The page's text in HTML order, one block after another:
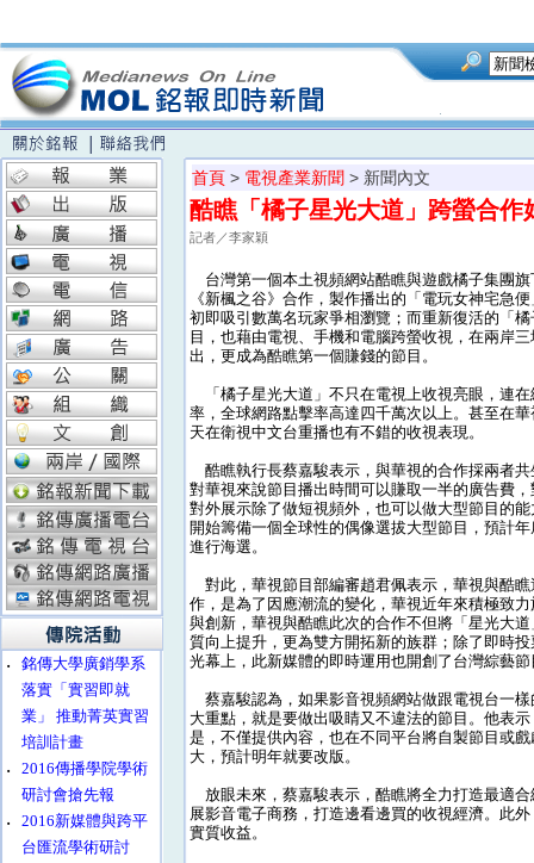
‧
銘傳大學廣銷學系
落實「實習即就
業」 推動菁英實習
培訓計畫
‧
2016傳播學院學術
研討會搶先報
‧
2016新媒體與跨平
台匯流學術研討
首頁 > 電視產業新聞 > 新聞內文
酷瞧「橘子星光大道」跨螢合作
記者／李家穎
台灣第一個本土視頻網站酷瞧與遊戲橘子集團
《新楓之谷》合作，製作播出的「電玩女神宅急
初即吸引數萬名玩家爭相瀏覽；而重新復活的「
目，也藉由電視、手機和電腦跨螢收視，在兩岸
出，更成為酷瞧第一個賺錢的節目。
「橘子星光大道」不只在電視上收視亮眼，連
率，全球網路點擊率高達四千萬次以上。甚至在
天在衛視中文台重播也有不錯的收視表現。
酷瞧執行長蔡嘉駿表示，與華視的合作採兩者
對華視來說節目播出時間可以賺取一半的廣告費
對外展示除了做短視頻外，也可以做大型節目的
開始籌備一個全球性的偶像選拔大型節目，預計
進行海選。
對此，華視節目部編審趙君佩表示，華視與酷
作，是為了因應潮流的變化，華視近年來積極致
與創新，華視與酷瞧此次的合作不但將「星光大
質向上提升，更為雙方開拓新的族群；除了即時
光幕上，此新媒體的即時運用也開創了台灣綜藝
蔡嘉駿認為，如果影音視頻網站做跟電視台一
大重點，就是要做出吸睛又不違法的節目。他表
是，不僅提供內容，也在不同平台將自製節目或
大，預計明年就要改版。
放眼未來，蔡嘉駿表示，酷瞧將全力打造最適
展影音電子商務，打造邊看邊買的收視經濟。此
實質收益。